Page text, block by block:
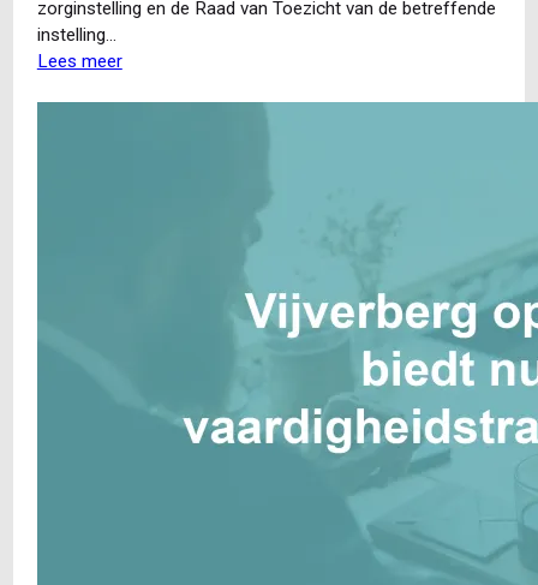
zorginstelling en de Raad van Toezicht van de betreffende
instelling…
Lees meerover